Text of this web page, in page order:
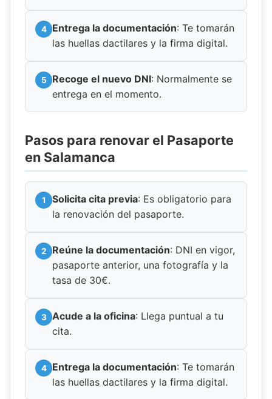
Entrega la documentación: Te tomarán
las huellas dactilares y la firma digital.
Recoge el nuevo DNI: Normalmente se
entrega en el momento.
Pasos para renovar el Pasaporte
en Salamanca
Solicita cita previa: Es obligatorio para
la renovación del pasaporte.
Reúne la documentación: DNI en vigor,
pasaporte anterior, una fotografía y la
tasa de 30€.
Acude a la oficina: Llega puntual a tu
cita.
Entrega la documentación: Te tomarán
las huellas dactilares y la firma digital.